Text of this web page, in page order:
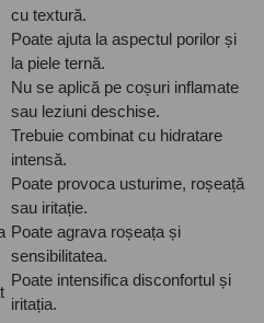
cu textură.
Poate ajuta la aspectul porilor și
la piele ternă.
Nu se aplică pe coșuri inflamate
sau leziuni deschise.
Trebuie combinat cu hidratare
intensă.
Poate provoca usturime, roșeață
sau iritație.
Poate agrava roșeața și
sensibilitatea.
Poate intensifica disconfortul și
iritația.